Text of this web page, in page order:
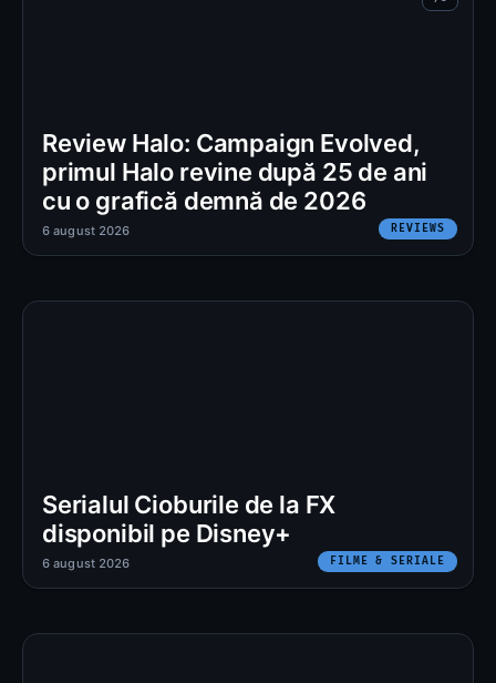
Review Halo: Campaign Evolved,
primul Halo revine după 25 de ani
cu o grafică demnă de 2026
REVIEWS
6 august 2026
Serialul Cioburile de la FX
disponibil pe Disney+
FILME & SERIALE
6 august 2026